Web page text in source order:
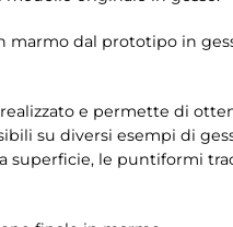
marmo dal prototipo in
e permette di
su diversi esempi di
superficie, le puntiformi